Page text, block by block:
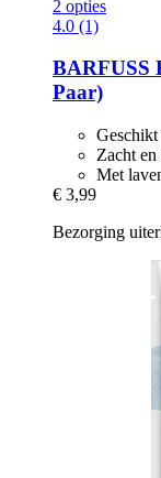
2 opties
4.0 (1)
BARFUSS
Paar)
Zacht
Met
€ 3,99
Bezorging